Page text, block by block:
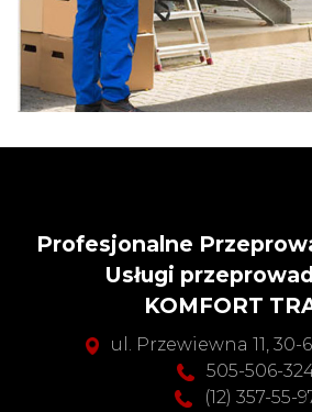
Profesjonalne
Usługi
KOMFORT
ul. Przewiewna 11, 30-
505-506-
(12) 357-55-